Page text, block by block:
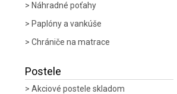
Náhradné poťahy
Paplóny a vankúše
Chrániče na matrace
Postele
Akciové postele skladom